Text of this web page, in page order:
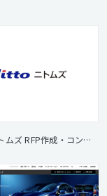
株式会社ニトムズ RFP作成・コンペ開催サポート